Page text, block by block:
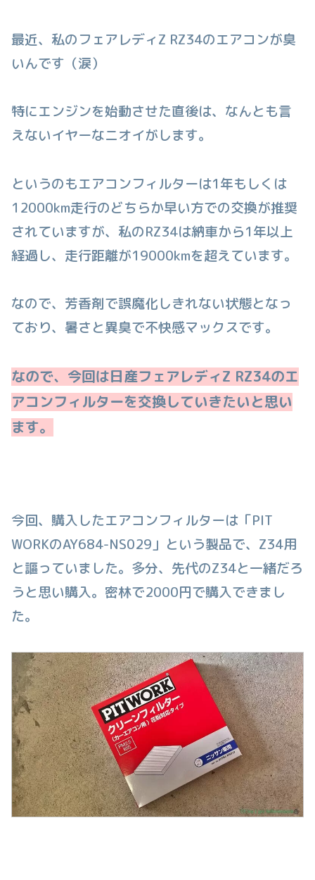
最近、私のフェアレディZ RZ34のエアコンが臭
いんです（涙）
特にエンジンを始動させた直後は、なんとも言
えないイヤーなニオイがします。
というのもエアコンフィルターは1年もしくは
12000km走行のどちらか早い方での交換が推奨
されていますが、私のRZ34は納車から1年以上
経過し、走行距離が19000kmを超えています。
なので、芳香剤で誤魔化しきれない状態となっ
ており、暑さと異臭で不快感マックスです。
なので、今回は日産フェアレディZ RZ34のエ
アコンフィルターを交換していきたいと思い
ます。
今回、購入したエアコンフィルターは「PIT
WORKのAY684-NS029」という製品で、Z34用
と謳っていました。多分、先代のZ34と一緒だろ
うと思い購入。密林で2000円で購入できまし
た。